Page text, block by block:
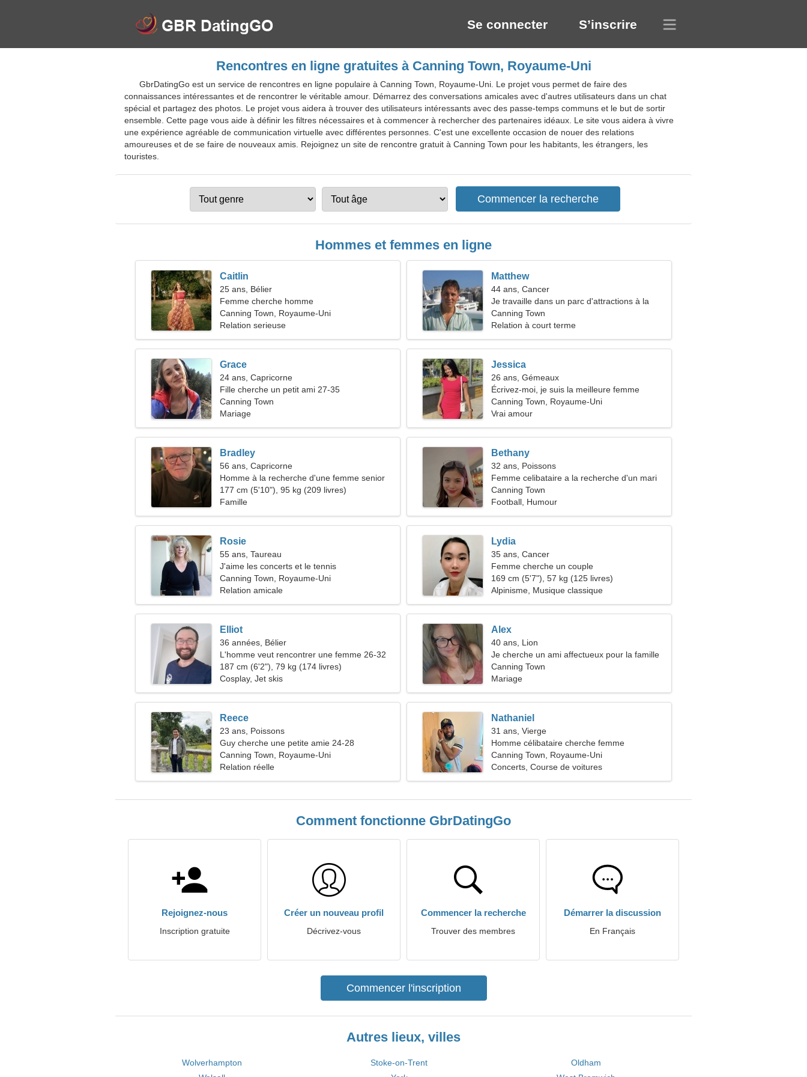
Se connecter S’inscrire
Rencontres en ligne gratuites à Canning Town, Royaume-Uni
GbrDatingGo est un service de rencontres en ligne populaire à Canning Town, Royaume-Uni. Le projet vous permet de faire des
connaissances intéressantes et de rencontrer le véritable amour. Démarrez des conversations amicales avec d'autres utilisateurs dans un chat
spécial et partagez des photos. Le projet vous aidera à trouver des utilisateurs intéressants avec des passe-temps communs et le but de sortir
ensemble. Cette page vous aide à définir les filtres nécessaires et à commencer à rechercher des partenaires idéaux. Le site vous aidera à vivre
une expérience agréable de communication virtuelle avec différentes personnes. C'est une excellente occasion de nouer des relations
amoureuses et de se faire de nouveaux amis. Rejoignez un site de rencontre gratuit à Canning Town pour les habitants, les étrangers, les
touristes.
Hommes et femmes en ligne
Caitlin
25 ans, Bélier
Femme cherche homme
Canning Town, Royaume-Uni
Relation serieuse
Matthew
44 ans, Cancer
Je travaille dans un parc d'attractions à la
recherche d'une femme qualifiée
Canning Town
Relation à court terme
Grace
24 ans, Capricorne
Fille cherche un petit ami 27-35
Canning Town
Mariage
Jessica
26 ans, Gémeaux
Écrivez-moi, je suis la meilleure femme
Canning Town, Royaume-Uni
Vrai amour
Bradley
56 ans, Capricorne
Homme à la recherche d'une femme senior
48-53
177 cm (5'10"), 95 kg (209 livres)
Famille
Bethany
32 ans, Poissons
Femme celibataire a la recherche d'un mari
38-44
Canning Town
Football, Humour
Rosie
55 ans, Taureau
J'aime les concerts et le tennis
Canning Town, Royaume-Uni
Relation amicale
Lydia
35 ans, Cancer
Femme cherche un couple
169 cm (5'7"), 57 kg (125 livres)
Alpinisme, Musique classique
Elliot
36 années, Bélier
L'homme veut rencontrer une femme 26-32
187 cm (6'2"), 79 kg (174 livres)
Cosplay, Jet skis
Alex
40 ans, Lion
Je cherche un ami affectueux pour la famille
Canning Town
Mariage
Reece
23 ans, Poissons
Guy cherche une petite amie 24-28
Canning Town, Royaume-Uni
Relation réelle
Nathaniel
31 ans, Vierge
Homme célibataire cherche femme
Canning Town, Royaume-Uni
Concerts, Course de voitures
Comment fonctionne GbrDatingGo
Rejoignez-nous
Inscription gratuite
Créer un nouveau profil
Décrivez-vous
Commencer la recherche
Trouver des membres
Démarrer la discussion
En Français
Commencer l'inscription
Autres lieux, villes
Wolverhampton Stoke-on-Trent
Oldham